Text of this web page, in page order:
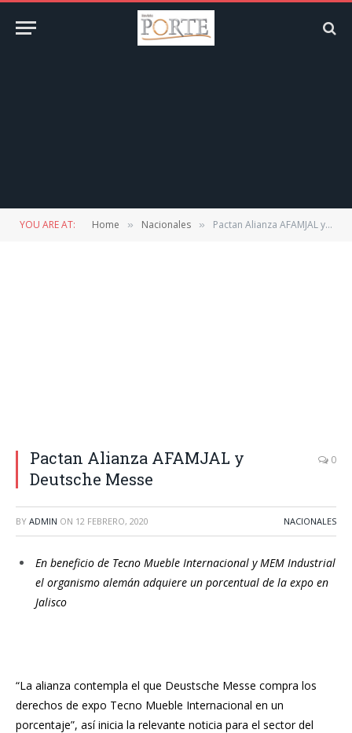
YOU ARE AT: Home » Nacionales » Pactan Alianza AFAMJAL y Deutsche Messe
Pactan Alianza AFAMJAL y
Deutsche Messe
0
BY ADMIN ON 12 FEBRERO, 2020 NACIONALES
En beneficio de Tecno Mueble Internacional y MEM Industrial
el organismo alemán adquiere un porcentual de la expo en
Jalisco
“La alianza contempla el que Deustsche Messe compra los
derechos de expo Tecno Mueble Internacional en un
porcentaje”, así inicia la relevante noticia para el sector del